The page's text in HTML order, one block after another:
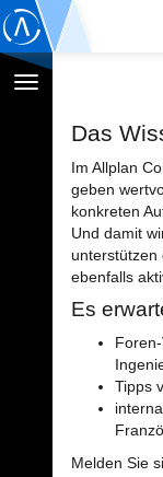
Navigation
Das
Im Allplan
geben
konkreten
Und damit
unterstützen
ebenfalls
Es
Tipps
Melden Sie